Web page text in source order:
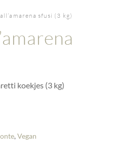
sfusi (3 kg)
koekjes (3 kg)
,Vegan